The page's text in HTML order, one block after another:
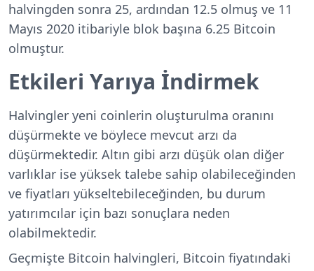
halvingden sonra 25, ardından 12.5 olmuş ve 11
Mayıs 2020 itibariyle blok başına 6.25 Bitcoin
olmuştur.
Etkileri Yarıya İndirmek
Halvingler yeni coinlerin oluşturulma oranını
düşürmekte ve böylece mevcut arzı da
düşürmektedir. Altın gibi arzı düşük olan diğer
varlıklar ise yüksek talebe sahip olabileceğinden
ve fiyatları yükseltebileceğinden, bu durum
yatırımcılar için bazı sonuçlara neden
olabilmektedir.
Geçmişte Bitcoin halvingleri, Bitcoin fiyatındaki